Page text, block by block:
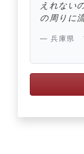
えれない
の周りに
兵庫県